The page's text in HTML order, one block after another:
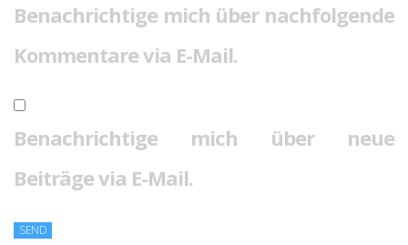
Benachrichtige mich über nachfolgende
Kommentare via E-Mail.
Benachrichtige mich über neue
Beiträge via E-Mail.